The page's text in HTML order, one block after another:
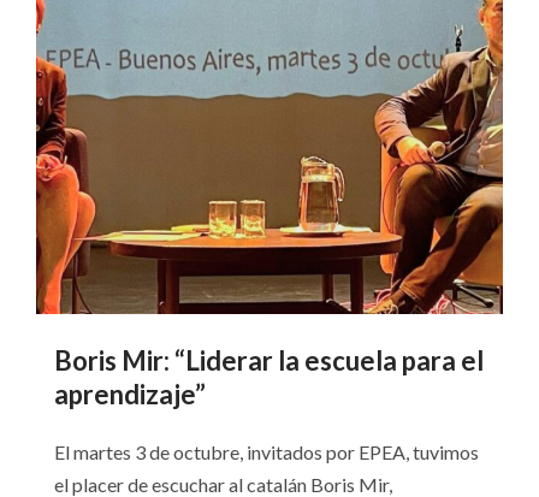
Boris Mir: “Liderar la escuela para el
aprendizaje”
El martes 3 de octubre, invitados por EPEA, tuvimos
el placer de escuchar al catalán Boris Mir,